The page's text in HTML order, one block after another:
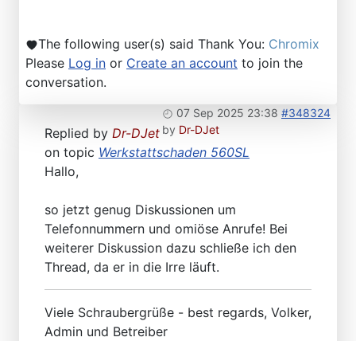
The following user(s) said Thank You: Chromix
Please Log in or Create an account to join the
conversation.
07 Sep 2025 23:38 #348324
by Dr-DJet
Replied by Dr-DJet
on topic Werkstattschaden 560SL
Hallo,
so jetzt genug Diskussionen um
Telefonnummern und omiöse Anrufe! Bei
weiterer Diskussion dazu schließe ich den
Thread, da er in die Irre läuft.
Viele Schraubergrüße - best regards, Volker,
Admin und Betreiber